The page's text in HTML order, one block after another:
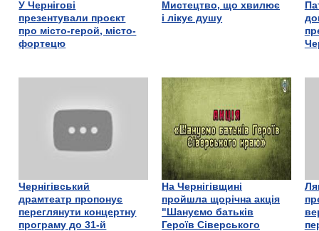
У Чернігові
презентували проєкт
про місто-герой, місто-
фортецю
Мистецтво, що хвилює
і лікує душу
Чернігівський
драмтеатр пропонує
переглянути концертну
програму до 31-й
На Чернігівщині
пройшла щорічна акція
"Шануємо батьків
Героїв Сіверського